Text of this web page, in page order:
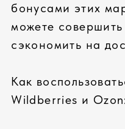
Сборка
под собственным брендом
ЛУЧШИЕ